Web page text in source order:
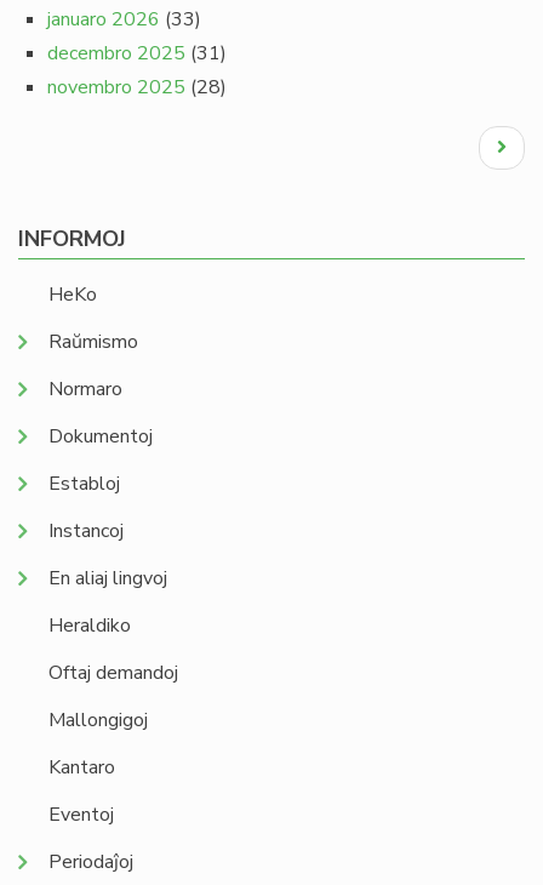
januaro 2026 (33)
decembro 2025 (31)
novembro 2025 (28)
Next
page
INFORMOJ
HeKo
Raŭmismo
Normaro
Dokumentoj
Establoj
Instancoj
En aliaj lingvoj
Heraldiko
Oftaj demandoj
Mallongigoj
Kantaro
Eventoj
Periodaĵoj